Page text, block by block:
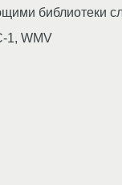
библиотеки
1, WMV